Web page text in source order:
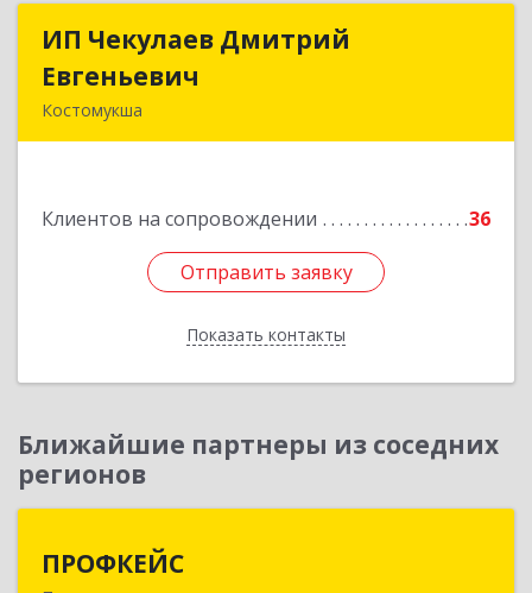
ИП Чекулаев Дмитрий
Евгеньевич
Костомукша
Клиентов на сопровождении 36
Отправить заявку
Показать контакты
ИП Чекулаев Дмитрий
Отправить заявку
Назад
Ближайшие партнеры из соседних
регионов
ПРОФКЕЙС